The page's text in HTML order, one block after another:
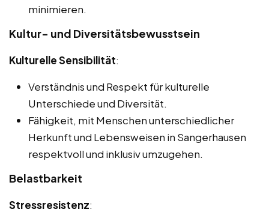
minimieren.
Kultur- und Diversitätsbewusstsein
Kulturelle Sensibilität:
Verständnis und Respekt für kulturelle
Unterschiede und Diversität.
Fähigkeit, mit Menschen unterschiedlicher
Herkunft und Lebensweisen in Sangerhausen
respektvoll und inklusiv umzugehen.
Belastbarkeit
Stressresistenz: